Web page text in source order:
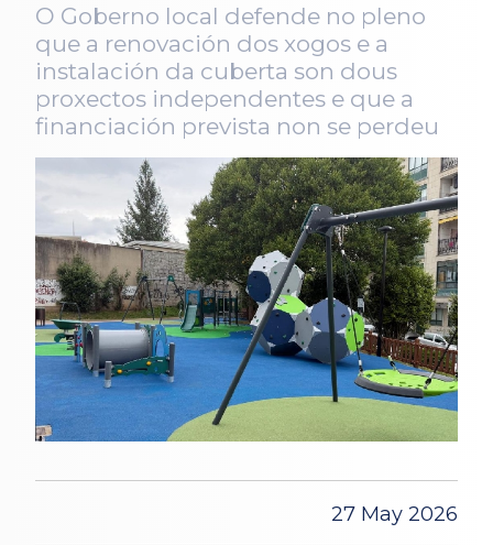
O Goberno local defende no pleno
que a renovación dos xogos e a
instalación da cuberta son dous
proxectos independentes e que a
financiación prevista non se perdeu
27 May 2026